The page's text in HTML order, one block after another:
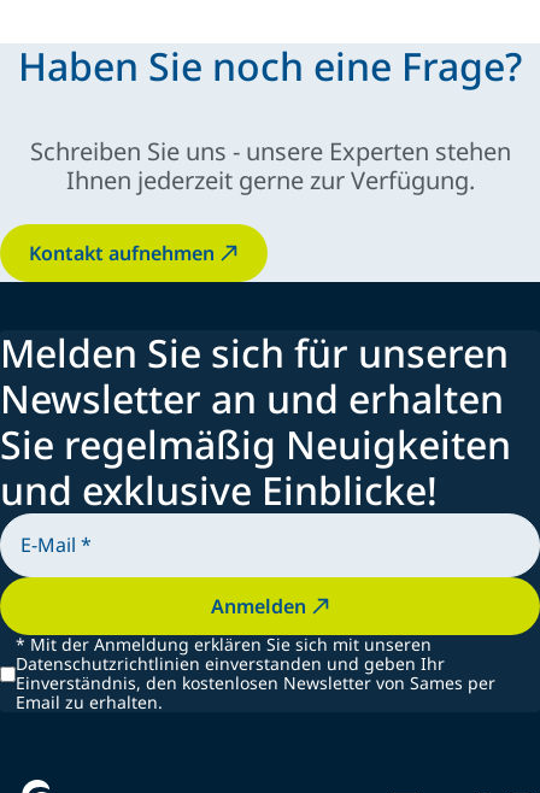
Haben Sie noch eine Frage?
Schreiben Sie uns - unsere Experten stehen
Ihnen jederzeit gerne zur Verfügung.
Kontakt aufnehmen
Melden Sie sich für unseren
Newsletter an und erhalten
Sie regelmäßig Neuigkeiten
und exklusive Einblicke!
Anmelden
* Mit der Anmeldung erklären Sie sich mit unseren
Datenschutzrichtlinien einverstanden und geben Ihr
Einverständnis, den kostenlosen Newsletter von Sames per
Email zu erhalten.